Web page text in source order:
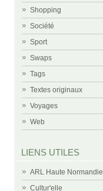
Shopping
Société
Sport
Swaps
Tags
Textes originaux
Voyages
Web
LIENS UTILES
ARL Haute Normandie
Cultur'elle